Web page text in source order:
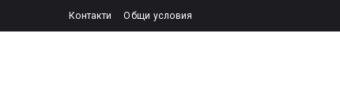
Контакти Общи условия